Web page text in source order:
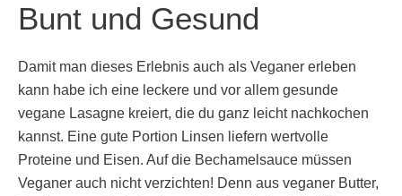
Bunt und Gesund
Damit man dieses Erlebnis auch als Veganer erleben
kann habe ich eine leckere und vor allem gesunde
vegane Lasagne kreiert, die du ganz leicht nachkochen
kannst. Eine gute Portion Linsen liefern wertvolle
Proteine und Eisen. Auf die Bechamelsauce müssen
Veganer auch nicht verzichten! Denn aus veganer Butter,